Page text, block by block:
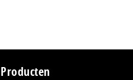
Producten